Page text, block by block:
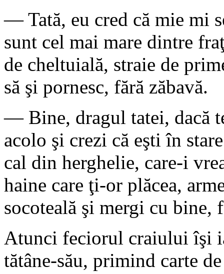
— Tată, eu cred că mie mi
sunt cel mai mare dintre
de cheltuială, straie de
să şi pornesc, fără zăbavă.
— Bine, dragul tatei, dacă
acolo şi crezi că eşti în
cal din herghelie, care-i
haine care ţi-or plăcea,
socoteală şi mergi cu bine,
Atunci feciorul craiului îşi
tătâne-său, primind carte